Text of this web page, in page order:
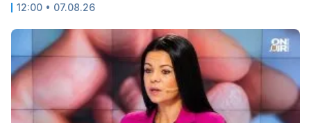
12:00 • 07.08.26